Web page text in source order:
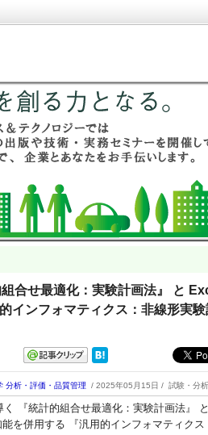
合せ最適化：実験計画法』 と
インフォマティクス：非線形実
分析・評価・品質管理 / 2025年05月15日 / 試験・分
く 『統計的組合せ最適化：実験計画法』
を併用する 『汎用的インフォマティクス